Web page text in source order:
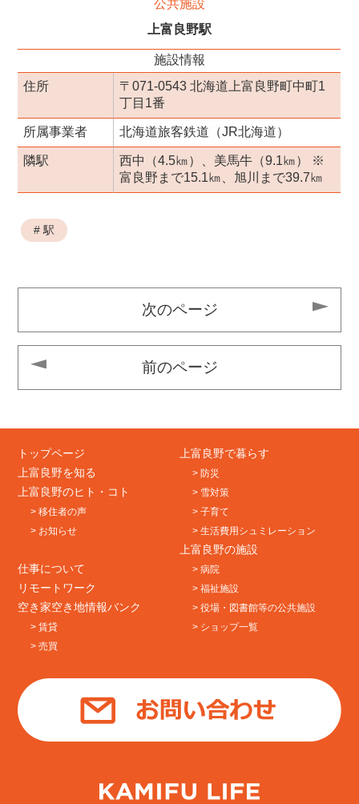
公共施設
上富良野駅
施設情報
住所
〒071-0543 北海道上富良野町中町1
丁目1番
所属事業者 北海道旅客鉄道（JR北海道）
隣駅
西中（4.5㎞）、美馬牛（9.1㎞） ※
富良野まで15.1㎞、旭川まで39.7㎞
# 駅
前のページ
次のページ
トップページ
上富良野を知る
上富良野のヒト・コト
> 移住者の声
> お知らせ
仕事について
リモートワーク
空き家空き地情報バンク
> 賃貸
> 売買
上富良野で暮らす
> 防災
> 雪対策
> 子育て
> 生活費用シュミレーション
上富良野の施設
> 病院
> 福祉施設
> 役場・図書館等の公共施設
> ショップ一覧